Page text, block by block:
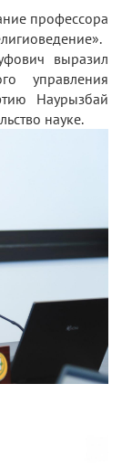
профессора
выразил
управления
Наурызбай
науке.